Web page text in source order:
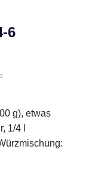
6
g), etwas
1/4 l